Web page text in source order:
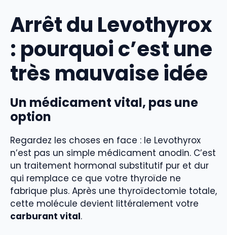
Arrêt du Levothyrox
: pourquoi c’est une
très mauvaise idée
Un médicament vital, pas une
option
Regardez les choses en face : le Levothyrox
n’est pas un simple médicament anodin. C’est
un traitement hormonal substitutif pur et dur
qui remplace ce que votre thyroïde ne
fabrique plus. Après une thyroïdectomie totale,
cette molécule devient littéralement votre
carburant vital.